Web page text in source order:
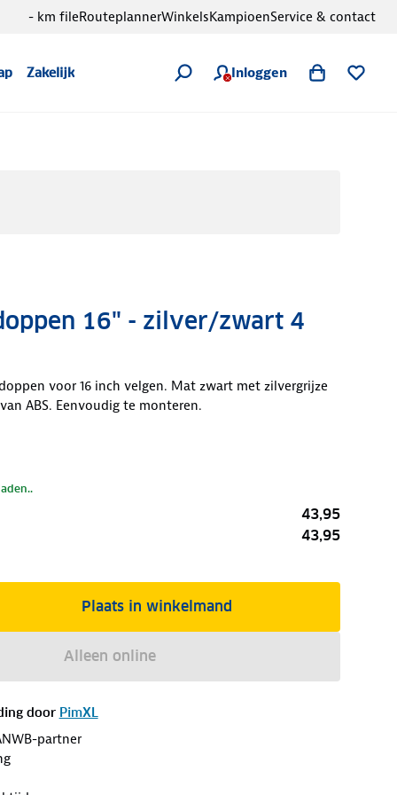
Zakelijk Inloggen
- km fileRouteplannerWinkelsKampioenService & contact
16" - zilver/zwart 4
voor 16 inch velgen. Mat zwart met zilvergrijze
ABS. Eenvoudig te monteren.
43,95
43,95
Plaats in winkelmand
Alleen online
door PimXL
partner